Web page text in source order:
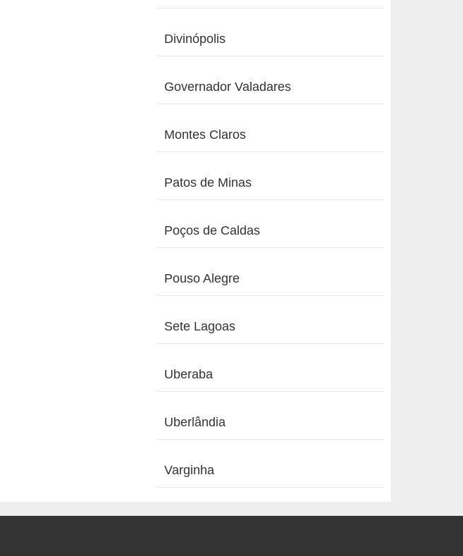
Divinópolis
Governador Valadares
Montes Claros
Patos de Minas
Poços de Caldas
Pouso Alegre
Sete Lagoas
Uberaba
Uberlândia
Varginha